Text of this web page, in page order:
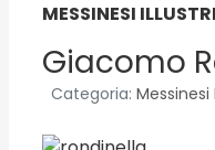
MESSINESI ILLUSTRI
Giacomo
Categoria: Messinesi